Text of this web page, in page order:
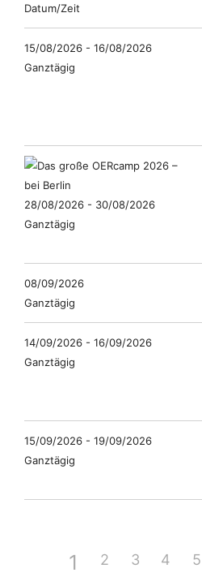
Datum/Zeit
15/08/2026 - 16/08/2026
Ganztägig
28/08/2026 - 30/08/2026
Ganztägig
08/09/2026
Ganztägig
14/09/2026 - 16/09/2026
Ganztägig
15/09/2026 - 19/09/2026
Ganztägig
1 2 3 4 5